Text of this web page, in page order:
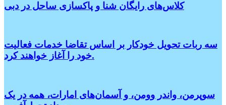
کلاس‌های رایگان شنا و پاکسازی ساحل در دبی
سه ربات تحویل خودکار بر اساس تقاضا خدمات فعالیت
خود را آغاز خواهند کرد.
سوپرمن، واندر وومن، و آسمان‌های امارات، همه در یک